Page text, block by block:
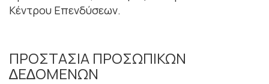
Κέντρου Επενδύσεων.
ΠΡΟΣΤΑΣΙΑ ΠΡΟΣΩΠΙΚΩΝ
∆Ε∆ΟΜΕΝΩΝ